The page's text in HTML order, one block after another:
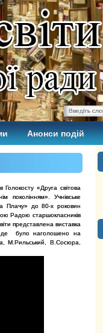
Анонси подій
Голокосту «Друга світова
поколінням». Учнівське
Плачу» до 80-х роковин
Радою старшокласників
представлена виставка
де було наголошено на
М.Рильський, В.Сосюра,